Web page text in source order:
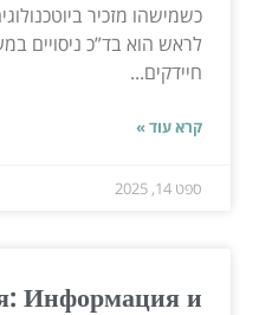
כשמישהו מזכיר
לראש הוא בד”כ ניסויים
חיידקים...
קרא עוד »
ספט 14, 2025
Информация и